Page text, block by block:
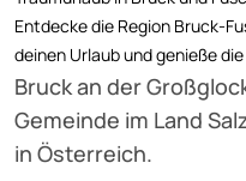
Entdecke die Region Bruck-
deinen Urlaub und genieße
Bruck an der
Gemeinde im Land
in Österreich.